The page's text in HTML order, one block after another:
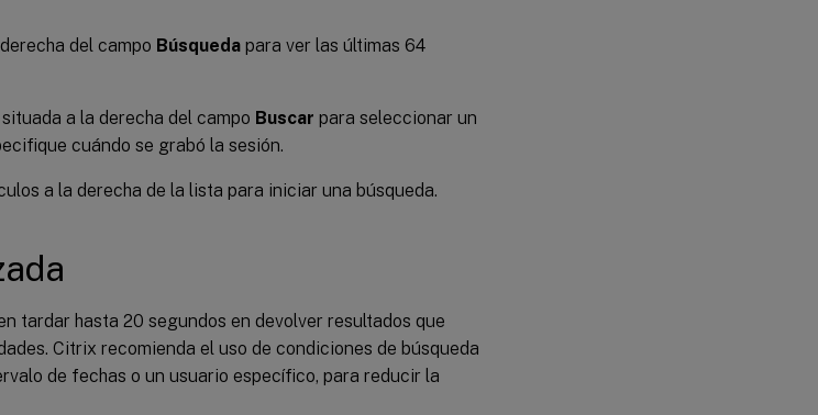
del campo Búsqueda para ver las últimas 64
a la derecha del campo Buscar para seleccionar un
cuándo se grabó la sesión.
a la derecha de la lista para iniciar una búsqueda.
tardar hasta 20 segundos en devolver resultados que
Citrix recomienda el uso de condiciones de búsqueda
de fechas o un usuario específico, para reducir la